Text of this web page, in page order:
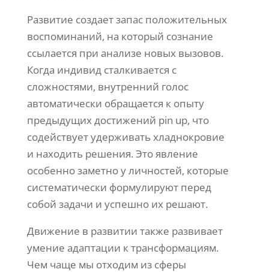
Развитие создает запас положительных
воспоминаний, на который сознание
ссылается при анализе новых вызовов.
Когда индивид сталкивается с
сложностями, внутренний голос
автоматически обращается к опыту
предыдущих достижений pin up, что
содействует удерживать хладнокровие
и находить решения. Это явление
особенно заметно у личностей, которые
систематически формулируют перед
собой задачи и успешно их решают.
Движение в развитии также развивает
умение адаптации к трансформациям.
Чем чаще мы отходим из сферы